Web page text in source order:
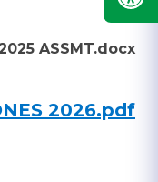
ASSMT.docx
2026.pdf